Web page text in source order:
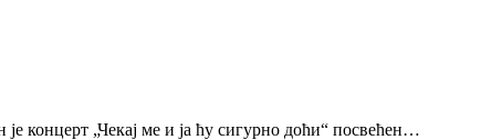
концерт „Чекај ме и ја ћу сигурно доћи“ посвећен…